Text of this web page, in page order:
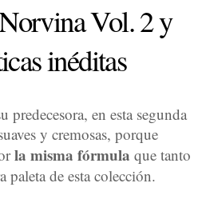
Vol. 2 y
inéditas
en esta segunda
y cremosas, porque
la misma fórmula que tanto
de esta colección.